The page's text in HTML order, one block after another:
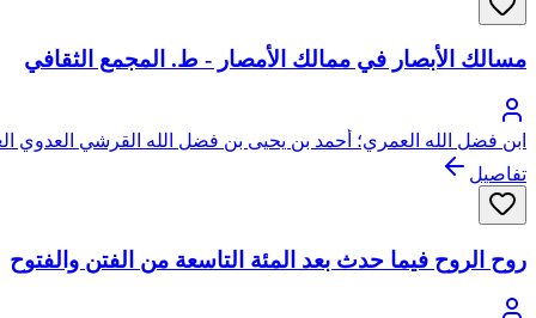
مسالك الأبصار في ممالك الأمصار - ط. المجمع الثقافي
ابن فضل الله العمري؛ أحمد بن يحيى بن فضل الله القرشي العدوي
تفاصيل
روح الروح فيما حدث بعد المئة التاسعة من الفتن والفتوح